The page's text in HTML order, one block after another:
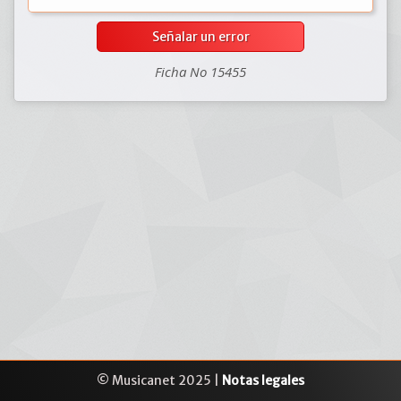
Señalar un error
Ficha No 15455
© Musicanet 2025 | Notas legales